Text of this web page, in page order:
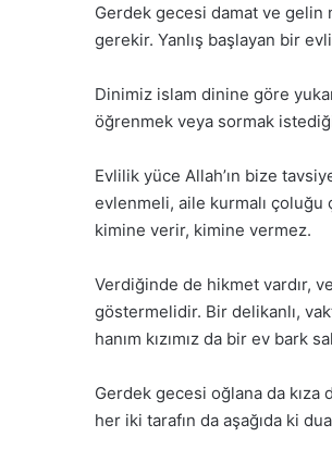
Gerdek gecesi damat ve gelin
gerekir. Yanlış başlayan bir
Dinimiz islam dinine göre
öğrenmek veya sormak
Evlilik yüce Allah’ın bize
evlenmeli, aile kurmalı çoluğu
kimine verir, kimine vermez.
Verdiğinde de hikmet vardır,
göstermelidir. Bir delikanlı,
hanım kızımız da bir ev bark
Gerdek gecesi oğlana da kıza
her iki tarafın da aşağıda ki